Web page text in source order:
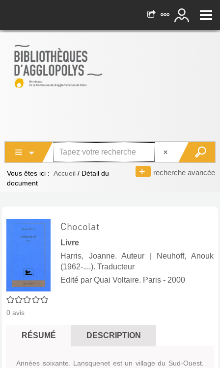
recherche avancée
Vous êtes ici : Accueil / Détail du
document
0/5
0 avis
Chocolat
Livre
Harris, Joanne. Auteur
Neuhoff, Anouk
(1962-....). Traducteur
Edité par Quai Voltaire. Paris - 2000
RÉSUMÉ DESCRIPTION
Années soixante. Lansquenet est un village du Sud-Ouest.